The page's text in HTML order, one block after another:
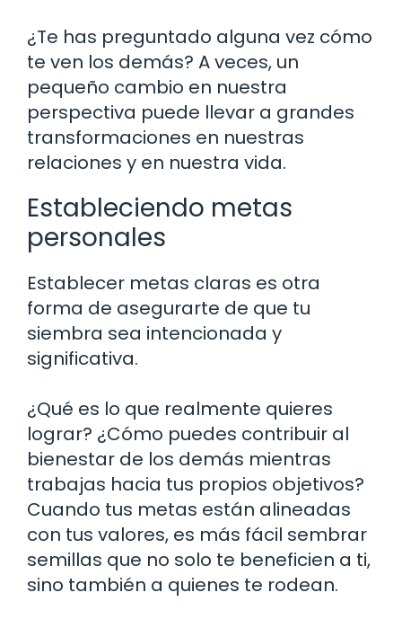
¿Te has preguntado alguna vez cómo
te ven los demás? A veces, un
pequeño cambio en nuestra
perspectiva puede llevar a grandes
transformaciones en nuestras
relaciones y en nuestra vida.
Estableciendo metas
personales
Establecer metas claras es otra
forma de asegurarte de que tu
siembra sea intencionada y
significativa.
¿Qué es lo que realmente quieres
lograr? ¿Cómo puedes contribuir al
bienestar de los demás mientras
trabajas hacia tus propios objetivos?
Cuando tus metas están alineadas
con tus valores, es más fácil sembrar
semillas que no solo te beneficien a ti,
sino también a quienes te rodean.